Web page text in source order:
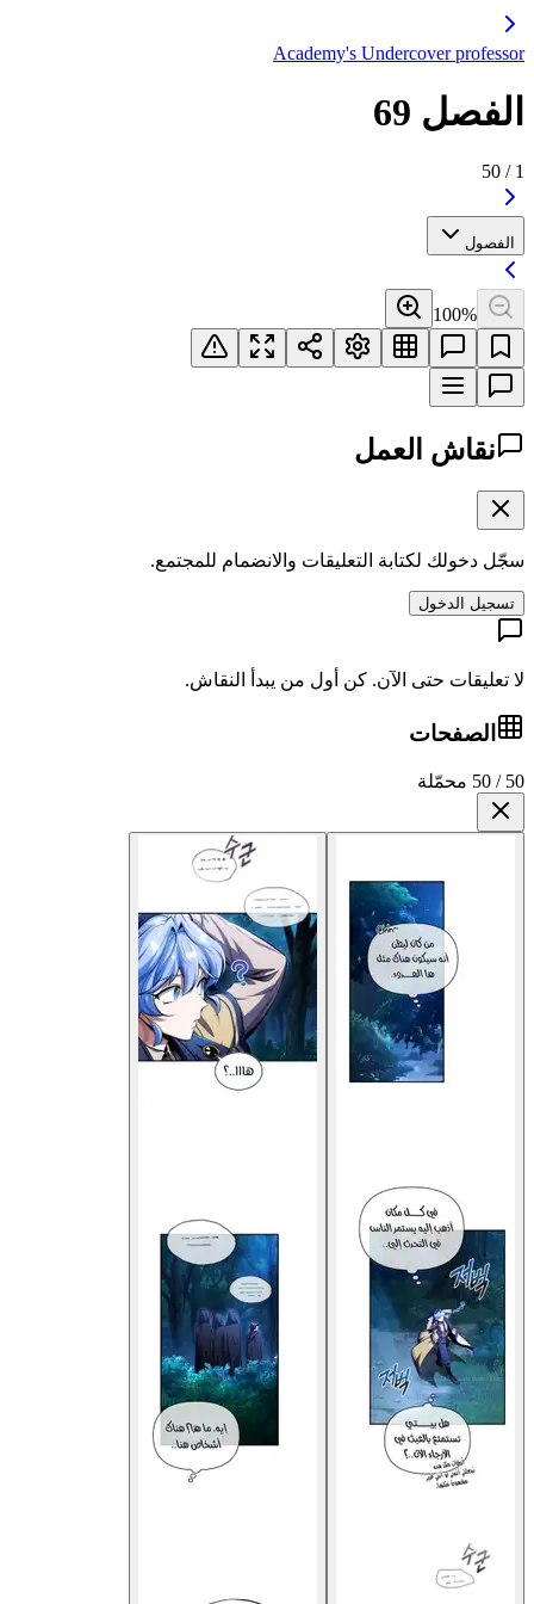
Academy's Undercover professor
الفصل 69
/
50
الفصول
100%
نقاش العمل
سجّل دخولك لكتابة التعليقات والانضمام للمجتمع.
تسجيل الدخول
لا تعليقات حتى الآن. كن أول من يبدأ النقاش.
الصفحات
50 / 50 محمّلة